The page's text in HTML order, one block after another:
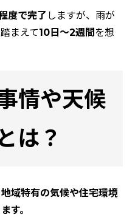
度で完了 しますが、雨が
まえて10日〜2週間を想
情や天候
は？
地域特有の気候や住宅環境
す。